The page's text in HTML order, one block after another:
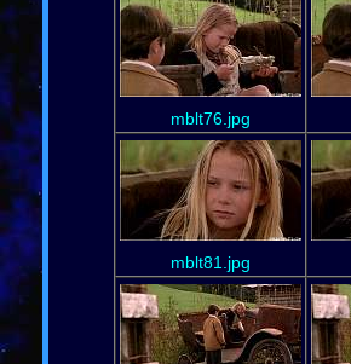
mblt76.jpg
mblt81.jpg